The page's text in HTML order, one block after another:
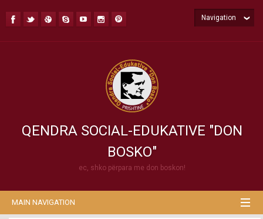
QENDRA SOCIAL-EDUKATIVE "DON
BOSKO"
ec, shko përpara me don boskon!
Navigation
MAIN NAVIGATION